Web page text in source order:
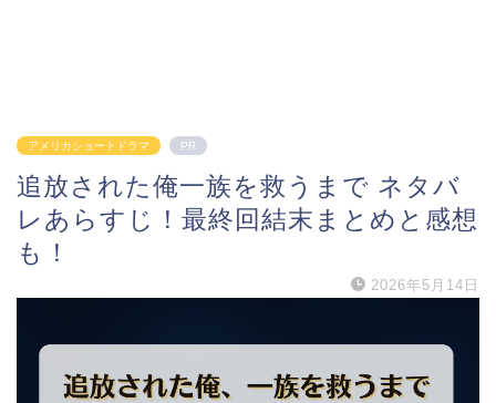
アメリカショートドラマ PR
追放された俺一族を救うまで ネタバ
レあらすじ！最終回結末まとめと感想
も！
2026年5月14日